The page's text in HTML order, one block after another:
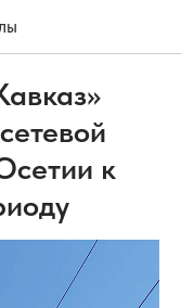
к